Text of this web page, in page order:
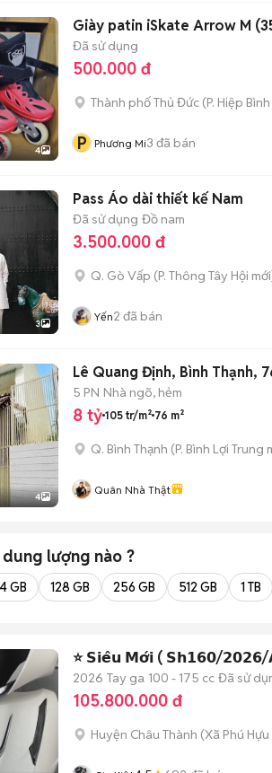
4
Giày patin iSkate Arrow M
Đã sử dụng
500.000 đ
Thành phố Thủ Đức (P. Hiệp Bình
P Phương Mi3 đã bán
3
Pass Áo dài thiết kế Nam
Đã sử dụng Đồ nam
3.500.000 đ
Q. Gò Vấp (P. Thông Tây Hội
Yến2 đã bán
4
Lê Quang Định, Bình Thạnh,
5 PN Nhà ngõ, hẻm
8 tỷ 105 tr/m² 76 m²
Q. Bình Thạnh (P. Bình Lợi Trung
Quân Nhà Thật
dung lượng nào ?
GB 128 GB 256 GB 512 GB 1 TB
⭐️ 𝗦𝗶𝗲̂𝘂 𝗠𝗼̛́𝗶 ( 𝗦𝗵𝟭𝟲𝟬/
2026 Tay ga 100 - 175 cc Đã sử
105.800.000 đ
Huyện Châu Thành (Xã Phú Hựu